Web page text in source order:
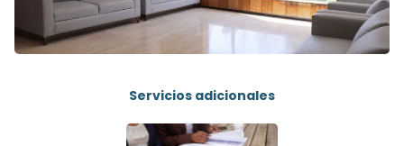
Servicios adicionales